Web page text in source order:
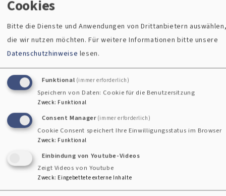
Amberg
So, 13.9. 9:30 Uhr
Gottesdienst
So, 20.9. 10 Uhr
Amberg
Erlöserkirche
Zu welcher
leicht hier finden.
Tageslosung
Cookies
Bitte die Dienste und Anwendungen von Drittanbietern
die wir nutzen möchten.Für weitere Informationen bitte unsere
Datenschutzhinweise lesen.
Funktional (immer erforderlich)
Speichern von Daten: Cookie für die Benutzersitzung
Zweck: Funktional
Consent Manager (immer erforderlich)
Cookie Consent speichert Ihre Einwilligungsstatus im Browser
Zweck: Funktional
Einbindung von Youtube-Videos
Zeigt Videos von Youtube
Zweck: Eingebettete externe Inhalte